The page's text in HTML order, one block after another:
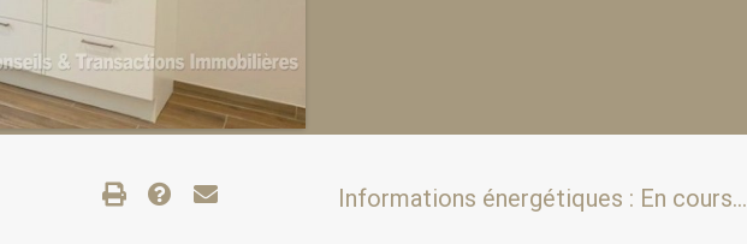
Informations énergétiques : En cours...